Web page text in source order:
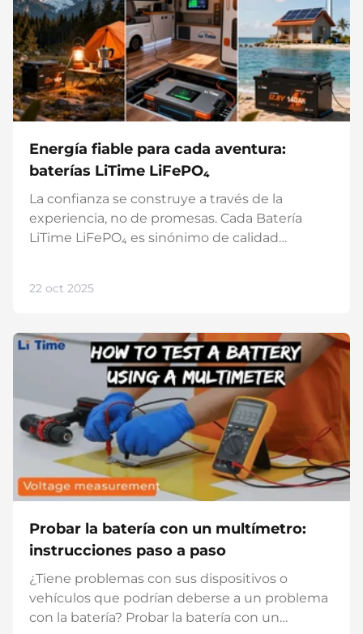
surgen temas como centrales eléctricas,
inversores para automóviles o energía
fotovoltaica, surgen rápidamente preguntas:
¿Cuál es la diferencia entre corriente continua
y corriente alterna? ¿Y cómo elegir el
convertidor CA/CC adecuado según la
Energía fiable para cada aventura:
baterías LiTime LiFePO₄
La confianza se construye a través de la
experiencia, no de promesas. Cada Batería
LiTime LiFePO₄ es sinónimo de calidad
confiar en su fuente de energía. Ya sea en
doméstico LiTime ofrece un rendimiento
estable donde las baterías convencionales
alcanzan sus límites. Con celdas EV-Grade A,
BMS inteligente y más de 4000 ciclos de
carga, obtendrá energía que cumple sus
promesas. Descubra la fuente de energía ideal
para su aplicación: Baterías para autocaravanas
& caravana Botas- & Baterías para motores de...
22 oct 2025
Probar la batería con un multímetro:
instrucciones paso a paso
¿Tiene problemas con sus dispositivos o
vehículos que podrían deberse a un problema
con la batería? Probar la batería con un